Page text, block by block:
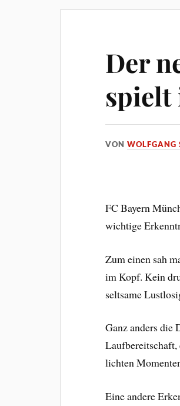
Der
spielt
VONWOLFGANG
FC Bayern
wichtige
Zum einen sah
im Kopf. Kein
seltsame
Ganz anders die
Laufbereitschaft,
lichten
Eine andere